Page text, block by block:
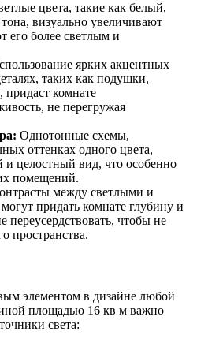
цвета, такие как белый,
визуально увеличивают
его более светлым и
ярких акцентных
таких как подушки,
комнате
не перегружая
Однотонные схемы,
оттенках одного цвета,
целостный вид, что особенно
помещений.
между светлыми и
придать комнате глубину и
переусердствовать, чтобы не
пространства.
элементом в дизайне любой
площадью 16 кв м важно
света: